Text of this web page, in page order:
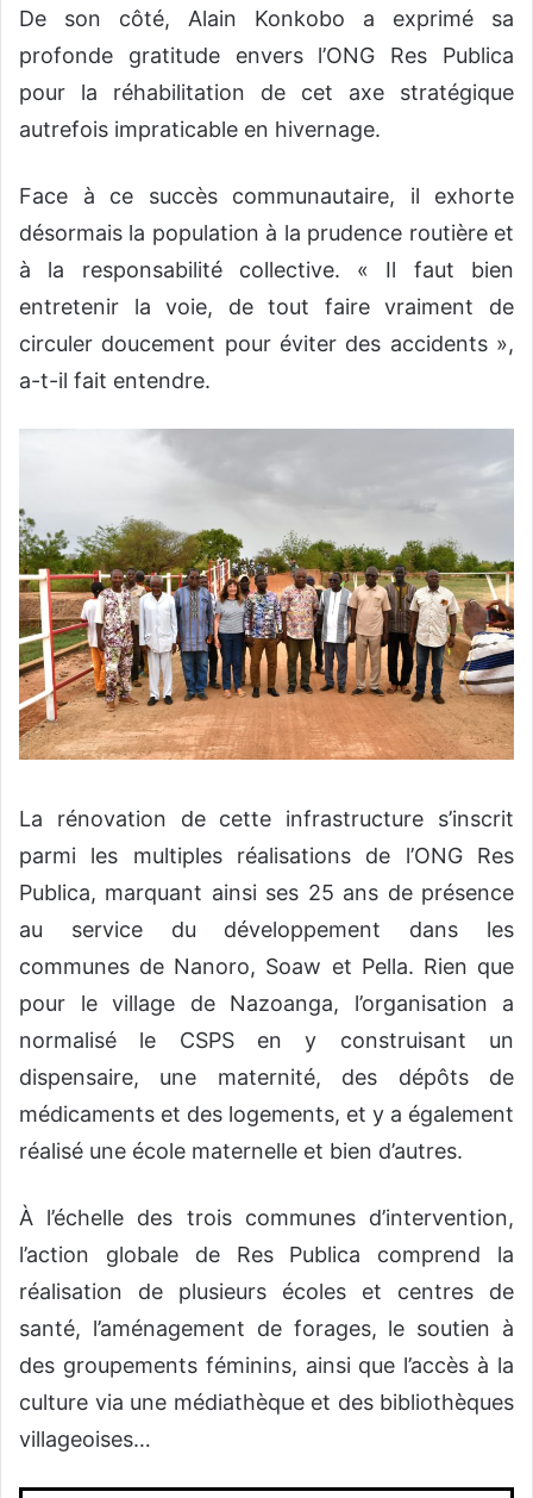
De son côté, Alain Konkobo a exprimé sa
profonde gratitude envers l’ONG Res Publica
pour la réhabilitation de cet axe stratégique
autrefois impraticable en hivernage.
Face à ce succès communautaire, il exhorte
désormais la population à la prudence routière et
à la responsabilité collective. « Il faut bien
entretenir la voie, de tout faire vraiment de
circuler doucement pour éviter des accidents »,
a-t-il fait entendre.
La rénovation de cette infrastructure s’inscrit
parmi les multiples réalisations de l’ONG Res
Publica, marquant ainsi ses 25 ans de présence
au service du développement dans les
communes de Nanoro, Soaw et Pella. Rien que
pour le village de Nazoanga, l’organisation a
normalisé le CSPS en y construisant un
dispensaire, une maternité, des dépôts de
médicaments et des logements, et y a également
réalisé une école maternelle et bien d’autres.
À l’échelle des trois communes d’intervention,
l’action globale de Res Publica comprend la
réalisation de plusieurs écoles et centres de
santé, l’aménagement de forages, le soutien à
des groupements féminins, ainsi que l’accès à la
culture via une médiathèque et des bibliothèques
villageoises…